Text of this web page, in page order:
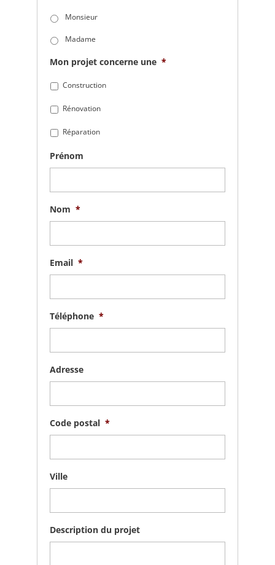
Monsieur
Madame
Mon projet concerne une *
Construction
Rénovation
Réparation
Prénom
Nom *
Email *
Téléphone *
Adresse
Code postal *
Ville
Description du projet